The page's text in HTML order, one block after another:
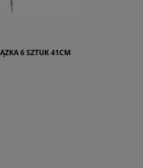
6 SZTUK 41CM